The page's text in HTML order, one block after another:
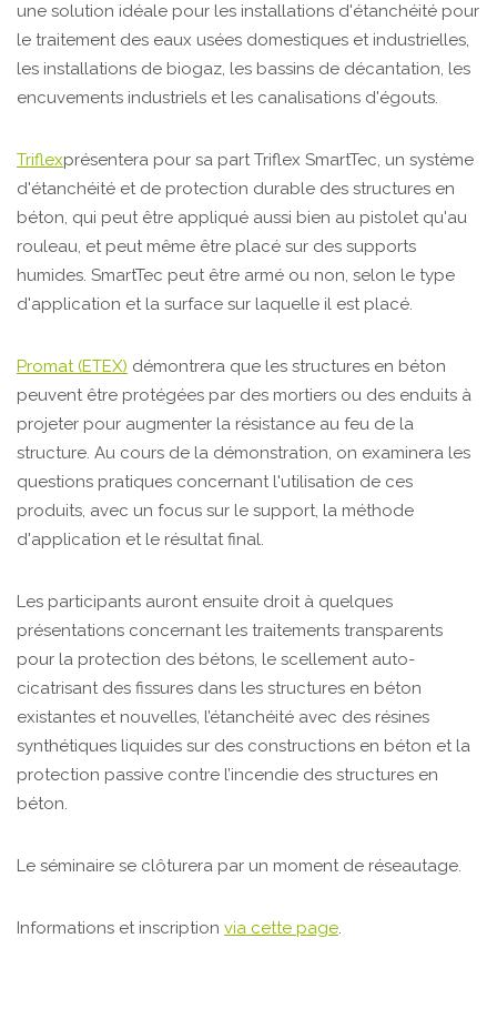
une solution idéale pour les installations d'étanchéité pour
le traitement des eaux usées domestiques et industrielles,
les installations de biogaz, les bassins de décantation, les
encuvements industriels et les canalisations d'égouts.
Triflexprésentera pour sa part Triflex SmartTec, un système
d'étanchéité et de protection durable des structures en
béton, qui peut être appliqué aussi bien au pistolet qu'au
rouleau, et peut même être placé sur des supports
humides. SmartTec peut être armé ou non, selon le type
d'application et la surface sur laquelle il est placé.
Promat (ETEX) démontrera que les structures en béton
peuvent être protégées par des mortiers ou des enduits à
projeter pour augmenter la résistance au feu de la
structure. Au cours de la démonstration, on examinera les
questions pratiques concernant l'utilisation de ces
produits, avec un focus sur le support, la méthode
d'application et le résultat final.
Les participants auront ensuite droit à quelques
présentations concernant les traitements transparents
pour la protection des bétons, le scellement auto-
cicatrisant des fissures dans les structures en béton
existantes et nouvelles, l’étanchéité avec des résines
synthétiques liquides sur des constructions en béton et la
protection passive contre l’incendie des structures en
béton.
Le séminaire se clôturera par un moment de réseautage.
Informations et inscription via cette page.